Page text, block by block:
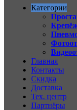
Категории
Главная
Контакты
Скидка
Доставка
Тех. центр
Партнёры